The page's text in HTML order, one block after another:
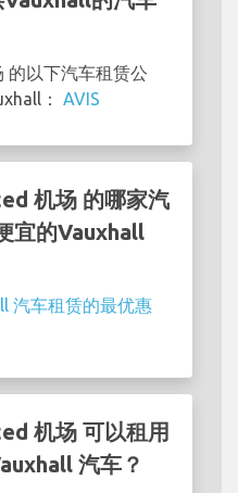
的以下汽车租赁公
： AVIS
机场 的哪家汽
宜的Vauxhall
汽车租赁的最优惠
机场 可以租用
汽车？